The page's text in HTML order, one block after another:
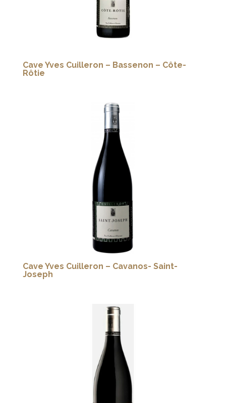
Cave Yves Cuilleron – Bassenon – Côte-
Rôtie
Cave Yves Cuilleron – Cavanos- Saint-
Joseph